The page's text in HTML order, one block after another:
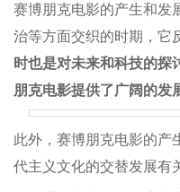
赛博朋克电影的产生和发
治等方面交织的时期，它
时也是对未来和科技的探
朋克电影提供了广阔的发
此外，赛博朋克电影的产
代主义文化的交替发展有